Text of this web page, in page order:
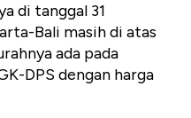
di tanggal 31
Bali masih di atas
ada pada
DPS dengan harga